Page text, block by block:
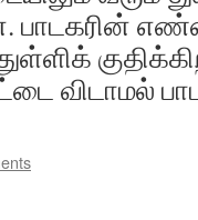
பாடகரின்
விடாமல்